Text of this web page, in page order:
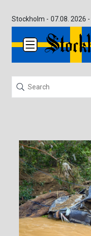
Stockholm - 07.08. 2026